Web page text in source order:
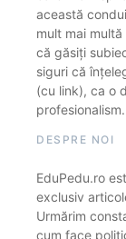
această
mult mai
că găsiți
siguri că
(cu link), ca o
DESPRE NOI
EduPedu.ro
exclusiv
Urmărim
cum face